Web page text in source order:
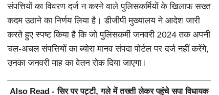
संपत्तियों का विवरण दर्ज न करने वाले पुलिसकर्मियों के खिलाफ सख्त
कदम उठाने का निर्णय लिया है। डीजीपी मुख्यालय ने आदेश जारी
करते हुए स्पष्ट किया है कि जो पुलिसकर्मी जनवरी 2024 तक अपनी
चल-अचल संपत्तियों का ब्योरा मानव संपदा पोर्टल पर दर्ज नहीं करेंगे,
उनका जनवरी माह का वेतन रोक दिया जाएगा।
Also Read -सिर पर पट्टी, गले में तख्ती लेकर पहुंचे सपा विधायक